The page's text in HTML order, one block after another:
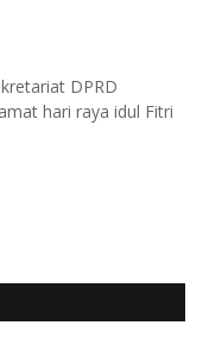
DPRD
hari raya idul Fitri